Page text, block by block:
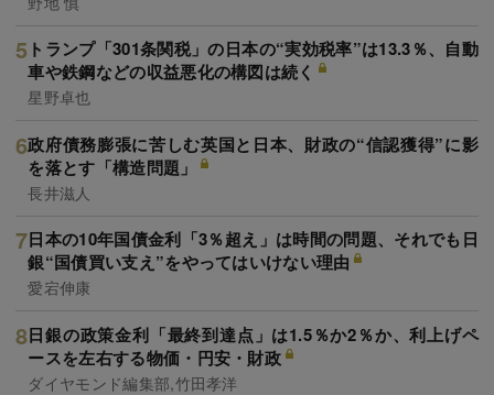
トランプ「301条関税」の日本の“実効税率”は13.3％、自動
車や鉄鋼などの収益悪化の構図は続く
星野卓也
政府債務膨張に苦しむ英国と日本、財政の“信認獲得”に影
を落とす「構造問題」
長井滋人
日本の10年国債金利「3％超え」は時間の問題、それでも日
銀“国債買い支え”をやってはいけない理由
愛宕伸康
日銀の政策金利「最終到達点」は1.5％か2％か、利上げペ
ースを左右する物価・円安・財政
ダイヤモンド編集部,竹田孝洋